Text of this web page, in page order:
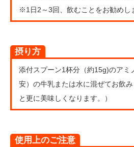
※1日2～3回、飲むことをお勧めし
摂り方
添付スプーン1杯分（約15g)のアミ
安）の牛乳または水に混ぜてお飲
と更に美味しくなります。）
使用上のご注意